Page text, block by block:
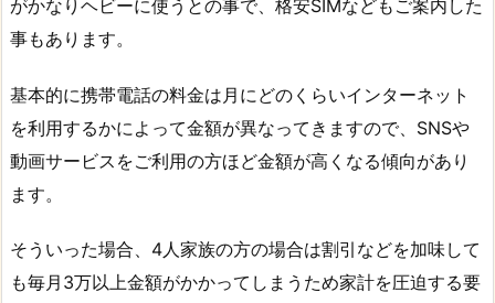
がかなりヘビーに使うとの事で、格安SIMなどもご案内した
事もあります。
基本的に携帯電話の料金は月にどのくらいインターネット
を利用するかによって金額が異なってきますので、SNSや
動画サービスをご利用の方ほど金額が高くなる傾向があり
ます。
そういった場合、4人家族の方の場合は割引などを加味して
も毎月3万以上金額がかかってしまうため家計を圧迫する要